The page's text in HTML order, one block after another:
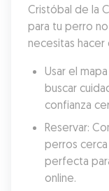
Cristóbal de la
para tu perro
necesitas hacer
Usar el
buscar
confianza
Reservar:
perros
perfecta
online.